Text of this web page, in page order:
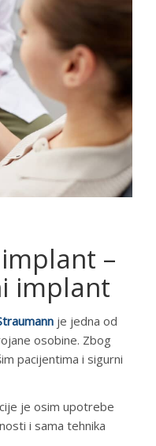
–
implant
je jedna od
osobine. Zbog
pacijentima i sigurni
je osim upotrebe
i sama tehnika